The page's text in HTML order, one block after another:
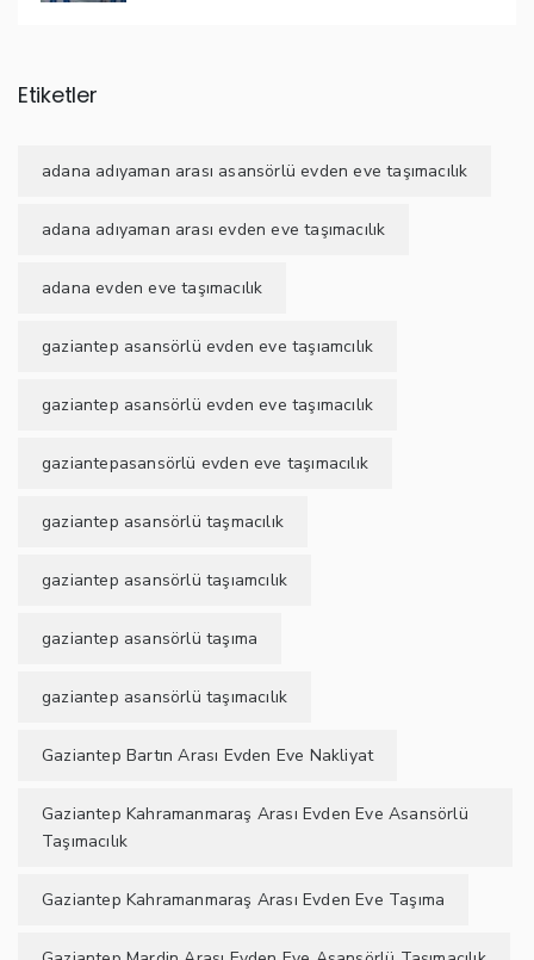
Etiketler
adana adıyaman arası asansörlü evden eve taşımacılık
adana adıyaman arası evden eve taşımacılık
adana evden eve taşımacılık
gaziantep asansörlü evden eve taşıamcılık
gaziantep asansörlü evden eve taşımacılık
gaziantepasansörlü evden eve taşımacılık
gaziantep asansörlü taşmacılık
gaziantep asansörlü taşıamcılık
gaziantep asansörlü taşıma
gaziantep asansörlü taşımacılık
Gaziantep Bartın Arası Evden Eve Nakliyat
Gaziantep Kahramanmaraş Arası Evden Eve Asansörlü
Taşımacılık
Gaziantep Kahramanmaraş Arası Evden Eve Taşıma